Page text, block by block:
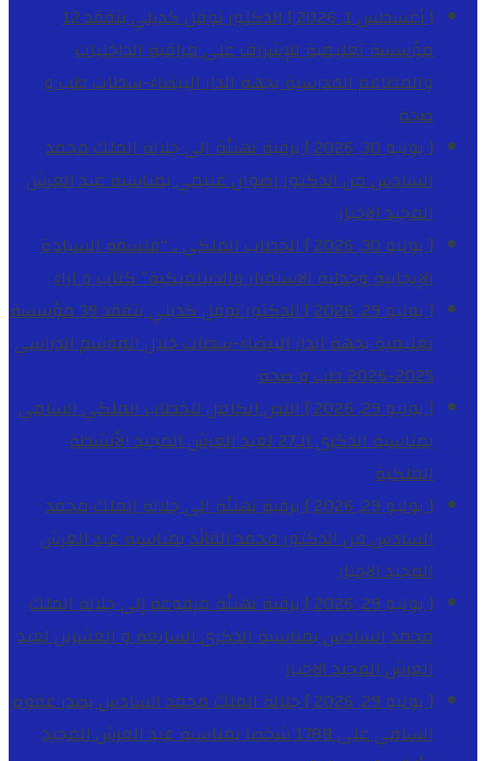
[ أغسطس 1, 2026 ]
الدكتور نوفل كديلي يتفقد 12
مؤسسة تعليمية للإشراف على مراقبة الداخليات
والمطاعم المدرسية بجهة الدار البيضاء-سطاتطب و
صحة
[ يوليو 30, 2026 ]
برقية تهنئة الى جلالة الملك محمد
السادس من الدكتور رضوان غنيمي بمناسبة عيد العرش
المجيدالاخبار
[ يوليو 30, 2026 ]
الخطاب الملكي .. “فلسفة السيادة
الإيجابية وجدلية الاستقرار والديناميكية”كتاب و اراء
[ يوليو 29, 2026 ]
الدكتور نوفل كديلي يتفقد 39 مؤسسة
تعليمية بجهة الدار البيضاء-سطات خلال الموسم الدراسي
2025-2026
طب و صحة
[ يوليو 29, 2026 ]
النص الكامل للخطاب الملكي السامي
بمناسبة الذكرى الـ27 لعيد العرش المجيد
الأنشطة
الملكية
[ يوليو 29, 2026 ]
برقية تهنئة الى جلالة الملك محمد
السادس من الدكتور محمد الفائد بمناسبة عيد العرش
المجيدالاخبار
[ يوليو 29, 2026 ]
برقية تهنئة مرفوعة إلى جلالة الملك
محمد السادس بمناسبة الذكرى السابعة و العشرين لعيد
العرش المجيدالاخبار
[ يوليو 29, 2026 ]
جلالة الملك محمد السادس يصدر عفوه
السامي على 1788 شخصا بمناسبة عيد العرش المجيد